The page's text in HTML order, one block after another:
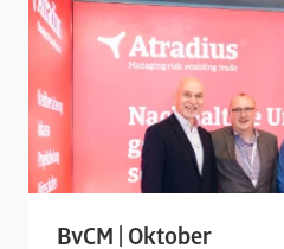
BvCM | Oktober